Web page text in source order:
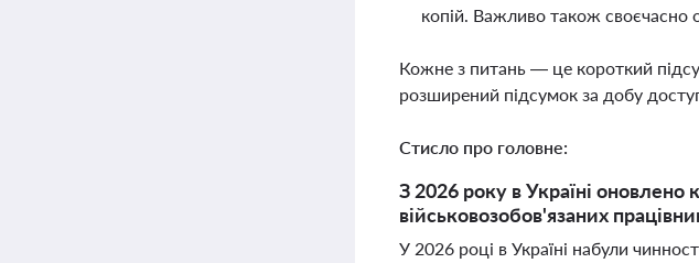
копій. Важливо також
Кожне з питань — це короткий
розширений підсумок за добу
Стисло про головне:
З 2026 року в Україні
військовозобов'язаних
У 2026 році в Україні набули